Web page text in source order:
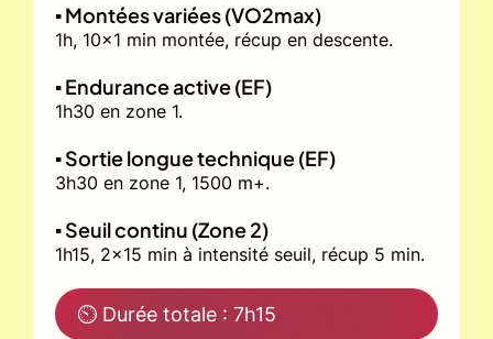
▪️ Montées variées (VO2max)
1h, 10x1 min montée, récup en descente.
▪️ Endurance active (EF)
1h30 en zone 1.
▪️ Sortie longue technique (EF)
3h30 en zone 1, 1500 m+.
▪️ Seuil continu (Zone 2)
1h15, 2x15 min à intensité seuil, récup 5 min.
⏲ Durée totale : 7h15